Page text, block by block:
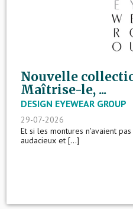
Nouvelle
Maîtrise-le, ...
DESIGN EYEWEAR GROUP
29-07-2026
Et si les montures n'avaient
audacieux et [...]